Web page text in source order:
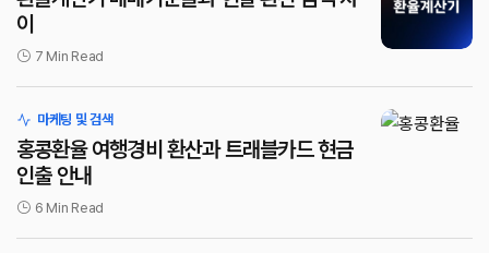
이
7 Min Read
마케팅 및 검색
홍콩환율 여행경비 환산과 트래블카드 현금
인출 안내
6 Min Read